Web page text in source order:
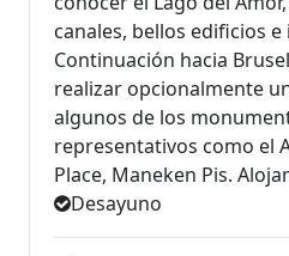
canales, bellos edificios e
Continuación hacia
realizar opcionalmente
algunos de los
representativos como el
Place, Maneken Pis.
Desayuno